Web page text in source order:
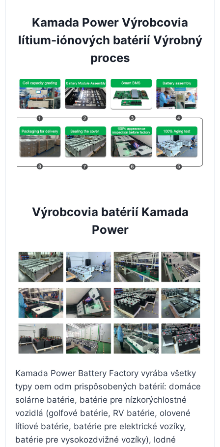
Kamada Power Výrobcovia
lítium-iónových batérií Výrobný
proces
Výrobcovia batérií Kamada
Power
Kamada Power Battery Factory vyrába všetky
typy oem odm prispôsobených batérií: domáce
solárne batérie, batérie pre nízkorýchlostné
vozidlá (golfové batérie, RV batérie, olovené
lítiové batérie, batérie pre elektrické vozíky,
batérie pre vysokozdvižné vozíky), lodné